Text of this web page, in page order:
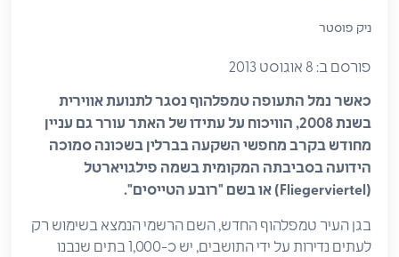
ניק פוסטר
פורסם ב: 8 אוגוסט 2013
כאשר נמל התעופה טמפלהוף נסגר לתנועת אווירית
בשנת 2008, הוויכוח על עתידו של האתר עורר גם עניין
מחודש בקרב מחפשי השקעה בברלין בשכונה סמוכה
הידועה בסביבתה המקומית בשמה פילגויארטל
(Fliegerviertel) או בשם "רובע הטייסים".
בגן העיר טמפלהוף החדש, השם הרשמי הנמצא בשימוש רק
לעתים נדירות על ידי התושבים, יש כ-1,000 בתים שנבנו